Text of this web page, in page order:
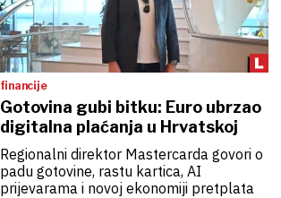
financije
Gotovina gubi bitku: Euro ubrzao
digitalna plaćanja u Hrvatskoj
Regionalni direktor Mastercarda govori o
padu gotovine, rastu kartica, AI
prijevarama i novoj ekonomiji pretplata